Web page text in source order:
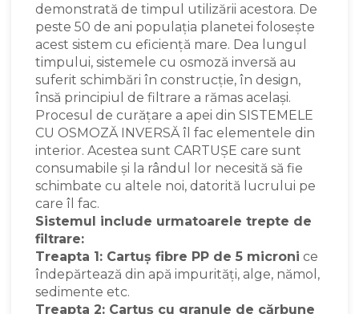
demonstrată de timpul utilizării acestora. De
peste 50 de ani populația planetei folosește
acest sistem cu eficiență mare. Dea lungul
timpului, sistemele cu osmoză inversă au
suferit schimbări în construcție, în design,
însă principiul de filtrare a rămas același.
Procesul de curățare a apei din SISTEMELE
CU OSMOZĂ INVERSĂ îl fac elementele din
interior. Acestea sunt CARTUȘE care sunt
consumabile și la rândul lor necesită să fie
schimbate cu altele noi, datorită lucrului pe
care îl fac.
Sistemul include urmatoarele trepte de
filtrare:
Treapta 1: Cartuș fibre PP de 5 microni ce
îndepărtează din apă impurități, alge, nămol,
sedimente etc.
Treapta 2: Cartuș cu granule de cărbune